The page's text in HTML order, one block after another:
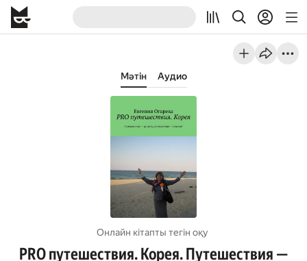
Мәтін Аудио
Онлайн кітапты тегін оқу
PRO путешествия. Корея. Путешествия —